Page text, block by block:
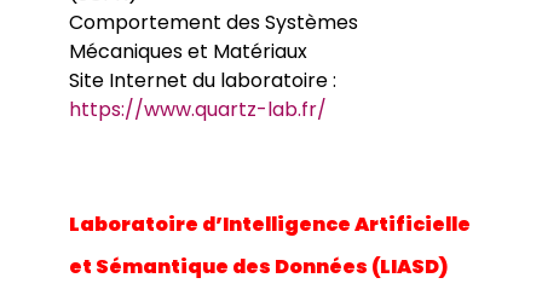
Comportement des Systèmes
Mécaniques et Matériaux
Site Internet du laboratoire :
https://www.quartz-lab.fr/
Laboratoire d’Intelligence Artificielle
et Sémantique des Données (LIASD)